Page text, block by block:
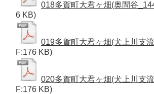
018多賀町大君ヶ畑(奥間谷
6 KB)
019多賀町大君ヶ畑(犬上川支
F:176 KB)
020多賀町大君ヶ畑(犬上川支
F:176 KB)